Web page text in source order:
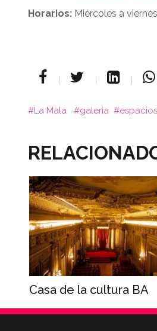
Horarios: Miércoles a
La Mala galeria espacios
Casa de la cultura BA